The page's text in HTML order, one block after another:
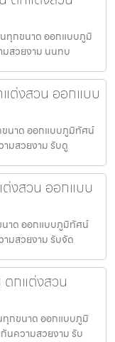
ทุกขนาด ออกแบบภูมิ
มสวยงาม นนทบ
ต่งสวน ออกแบบ
นาด ออกแบบภูมิทัศน์
ามสวยงาม รับดู
งสวน ออกแบบ
าด ออกแบบภูมิทัศน์
ามสวยงาม รับจัด
กแต่งสวน
กขนาด ออกแบบภูมิ
นความสวยงาม รับ